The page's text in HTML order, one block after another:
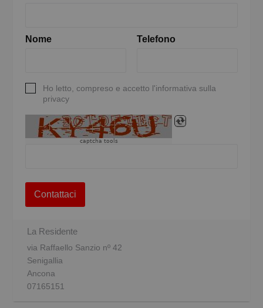
Nome Telefono
Ho letto, compreso e accetto l'informativa sulla
privacy
captcha tools
Contattaci
La Residente
via Raffaello Sanzio nº 42
Senigallia
Ancona
07165151